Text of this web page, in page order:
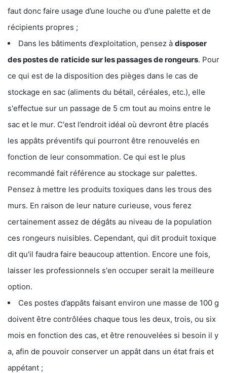
faut donc faire usage d’une louche ou d'une palette et de
récipients propres ;
Dans les bâtiments d’exploitation, pensez à disposer
des postes de raticide sur les passages de rongeurs. Pour
ce qui est de la disposition des pièges dans le cas de
stockage en sac (aliments du bétail, céréales, etc.), elle
s'effectue sur un passage de 5 cm tout au moins entre le
sac et le mur. C'est l’endroit idéal où devront être placés
les appâts préventifs qui pourront être renouvelés en
fonction de leur consommation. Ce qui est le plus
recommandé fait référence au stockage sur palettes.
Pensez à mettre les produits toxiques dans les trous des
murs. En raison de leur nature curieuse, vous ferez
certainement assez de dégâts au niveau de la population
ces rongeurs nuisibles. Cependant, qui dit produit toxique
dit qu'il faudra faire beaucoup attention. Encore une fois,
laisser les professionnels s'en occuper serait la meilleure
option.
Ces postes d’appâts faisant environ une masse de 100 g
doivent être contrôlées chaque tous les deux, trois, ou six
mois en fonction des cas, et être renouvelées si besoin il y
a, afin de pouvoir conserver un appât dans un état frais et
appétant ;